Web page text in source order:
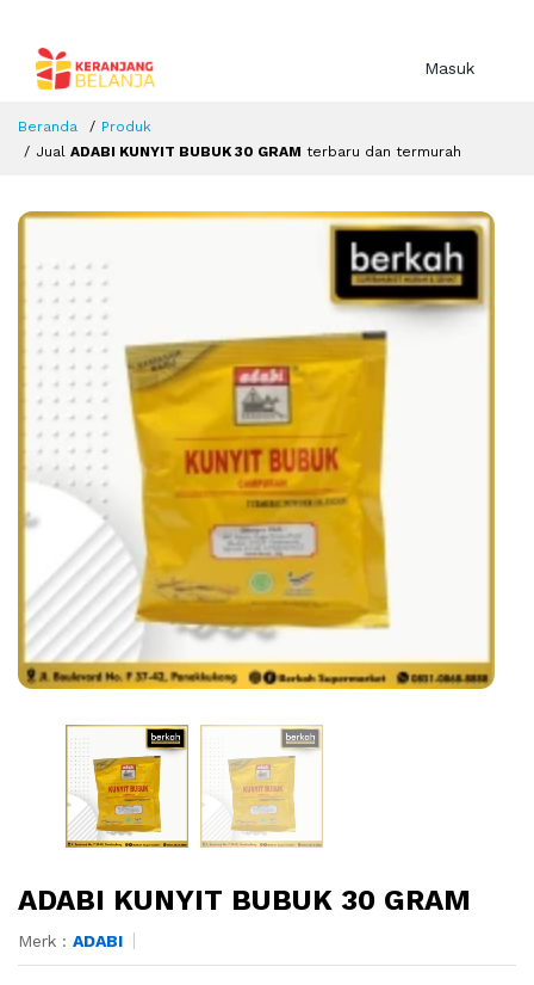
Masuk
Beranda
Produk
Jual ADABI KUNYIT BUBUK 30 GRAM terbaru dan termurah
ADABI KUNYIT BUBUK 30 GRAM
Merk : ADABI